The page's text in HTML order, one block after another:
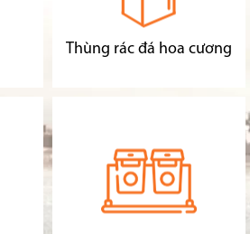
Thùng rác đá hoa cương